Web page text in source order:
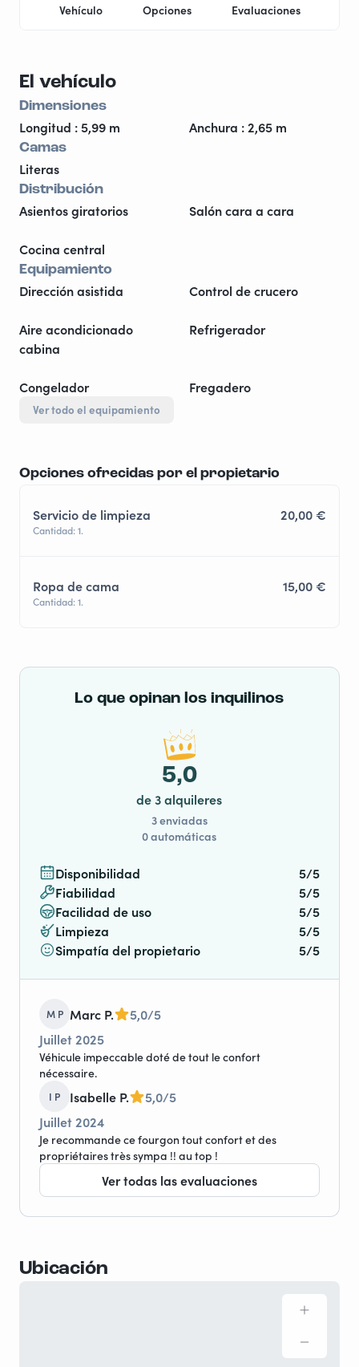
Vehículo Opciones Evaluaciones
El vehículo
Dimensiones
Longitud : 5,99 m Anchura : 2,65 m
Camas
Literas
Distribución
Asientos giratorios Salón cara a cara
Cocina central
Equipamiento
Dirección asistida Control de crucero
Aire acondicionado
cabina
Refrigerador
Congelador Fregadero
Ver todo el equipamiento
Opciones ofrecidas por el propietario
Servicio de limpieza 20,00 €
Cantidad: 1.
Ropa de cama 15,00 €
Cantidad: 1.
Lo que opinan los inquilinos
Disponibilidad
5/5
Fiabilidad
5/5
Facilidad de uso
5/5
Limpieza
5/5
Simpatía del propietario
5/5
5,0
de 3 alquileres
3 enviadas
0 automáticas
M P Marc P.
5,0/5
Juillet 2025
Véhicule impeccable doté de tout le confort
nécessaire.
I P Isabelle P.
5,0/5
Juillet 2024
Je recommande ce fourgon tout confort et des
propriétaires très sympa !! au top !
Ver todas las evaluaciones
Ubicación